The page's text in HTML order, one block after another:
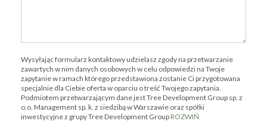
Wysyłając formularz kontaktowy udzielasz zgody na przetwarzanie
zawartych w nim danych osobowych w celu odpowiedzi na Twoje
zapytanie w ramach którego przedstawiona zostanie Ci przygotowana
specjalnie dla Ciebie oferta w oparciu o treść Twojego zapytania.
Podmiotem przetwarzającym dane jest Tree Development Group sp. z
o.o. Management sp. k. z siedzibą w Warszawie oraz spółki
inwestycyjne z grupy Tree Development Group ROZWIŃ